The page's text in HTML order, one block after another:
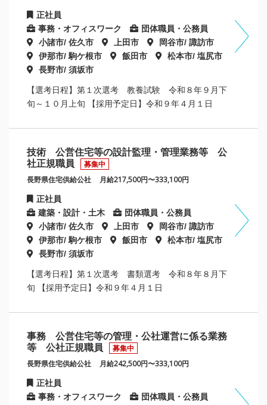
正社員
事務・オフィスワーク
団体職員・公務員
小諸市/ 佐久市
上田市
岡谷市/ 諏訪市
伊那市/ 駒ケ根市
飯田市
松本市/ 塩尻市
長野市/ 須坂市
【選考日程】第１次選考 教養試験 令和８年９月下
旬～１０月上旬 【採用予定日】令和９年４月１日
技術 公営住宅等の設計監理・管理業務等 公
社正規職員
募集中
長野県住宅供給公社 月給217,500円〜333,100円
正社員
建築・設計・土木
団体職員・公務員
小諸市/ 佐久市
上田市
岡谷市/ 諏訪市
伊那市/ 駒ケ根市
飯田市
松本市/ 塩尻市
長野市/ 須坂市
【選考日程】第１次選考 書類選考 令和８年８月下
旬 【採用予定日】令和９年４月１日
事務 公営住宅等の管理・公社運営に係る業務
等 公社正規職員
募集中
長野県住宅供給公社 月給242,500円〜333,100円
正社員
事務・オフィスワーク
団体職員・公務員